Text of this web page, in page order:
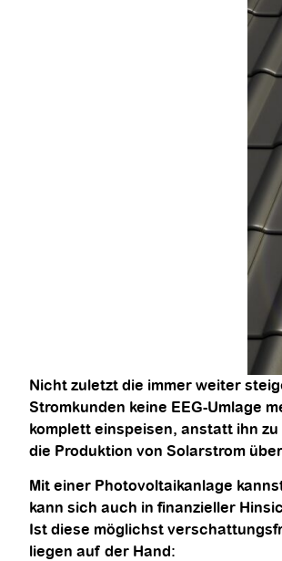
Nicht zuletzt die immer weiter
Stromkunden keine EEG-Umlage
komplett einspeisen, anstatt ihn
die Produktion von Solarstrom
Mit einer Photovoltaikanlage
kann sich auch in finanzieller
Ist diese möglichst
liegen auf der Hand: